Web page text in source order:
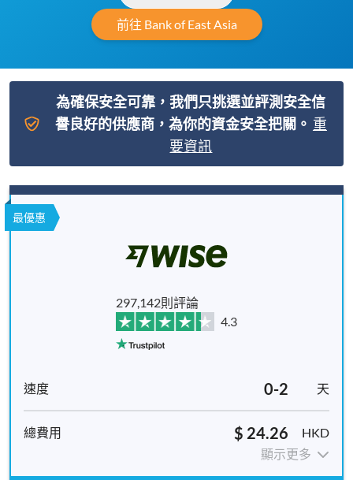
前往 Bank of East Asia
為確保安全可靠，我們只挑選並評測安全信
譽良好的供應商，為你的資金安全把關。 重
要資訊
最優惠
297,142則評論
4.3
0-2 天
$ 24.26
HKD
顯示更多